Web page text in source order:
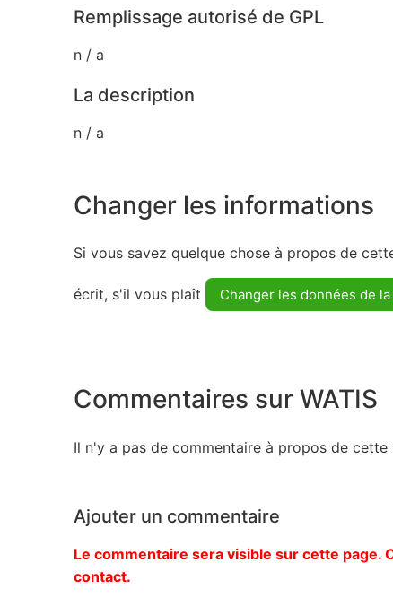
Remplissage autorisé de GPL
n / a
La description
n / a
Changer les informations
Si vous savez quelque chose à propos de
écrit, s'il vous plaît Changer les données de
Commentaires sur WATIS
Il n'y a pas de commentaire à propos de cette
Ajouter un commentaire
Le commentaire sera visible sur cette page.
contact.